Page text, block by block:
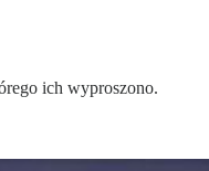
ich wyproszono.